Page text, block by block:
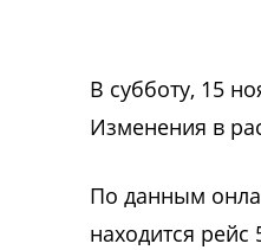
В субботу, 15
Изменения в
По данным
находится